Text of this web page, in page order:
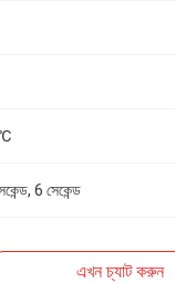
6 সেকেন্ড
এখন চ্যাট করুন